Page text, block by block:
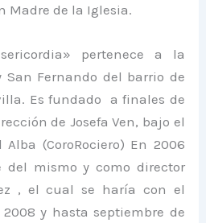
Madre de la Iglesia.
pertenece a la
San Fernando del barrio de
Es fundado a finales de
de Josefa Ven, bajo el
(CoroRociero) En 2006
del mismo y como director
, el cual se haría con el
y hasta septiembre de